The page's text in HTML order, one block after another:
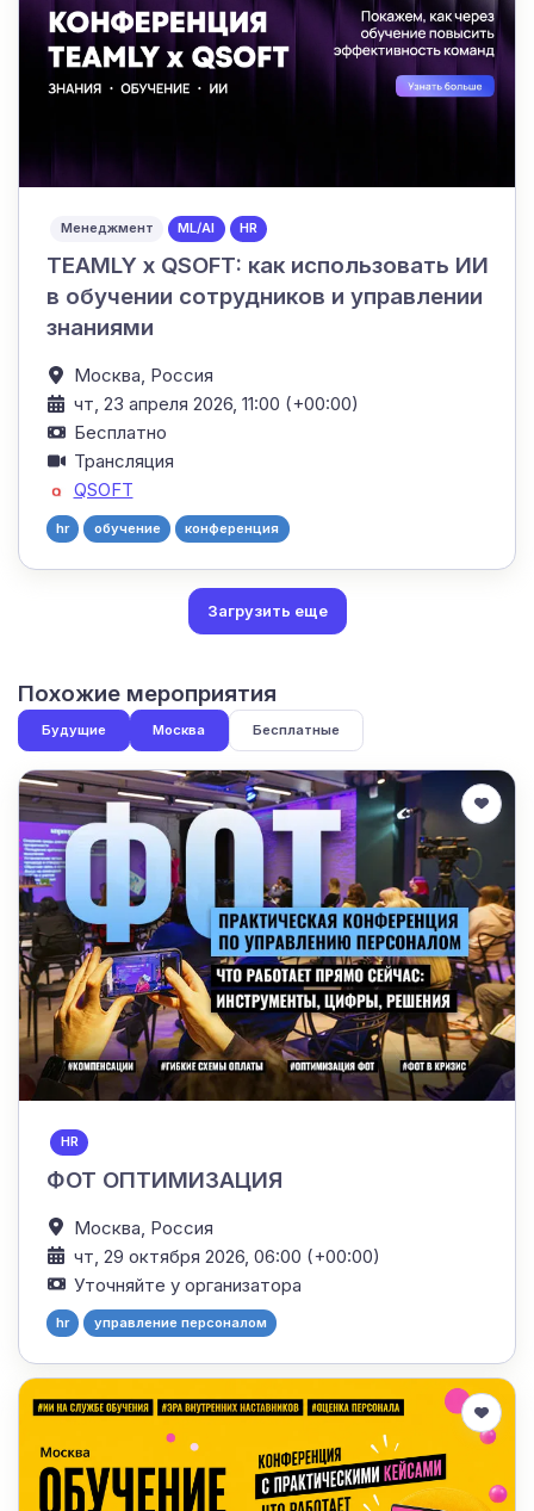
Менеджмент ML/AI HR
TEAMLY x QSOFT: как использовать ИИ
в обучении сотрудников и управлении
знаниями
Москва, Россия
чт, 23 апреля 2026, 11:00 (+00:00)
Бесплатно
Трансляция
QSOFT
hr обучение конференция
Загрузить еще
Похожие мероприятия
Будущие Москва Бесплатные
HR
ФОТ ОПТИМИЗАЦИЯ
Москва, Россия
чт, 29 октября 2026, 06:00 (+00:00)
Уточняйте у организатора
hr управление персоналом